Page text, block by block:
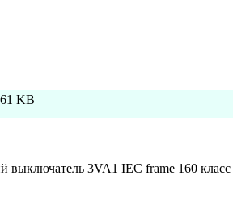
KB
выключатель 3VA1 IEC frame 160